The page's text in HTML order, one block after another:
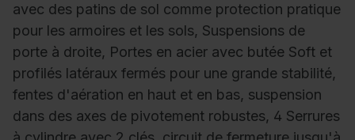
avec des patins de sol comme protection pratique
pour les armoires et les sols, Suspensions de
porte à droite, Portes en acier avec butée Soft et
profilés latéraux fermés pour une grande stabilité,
fentes d'aération en haut et en bas, suspension
dans des axes de pivotement robustes, 4 Serrures